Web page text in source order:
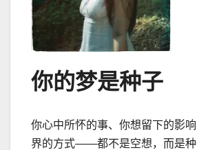
你的梦是种子
你心中所怀的事、你想留下的影
界的方式——都不是空想，而是种